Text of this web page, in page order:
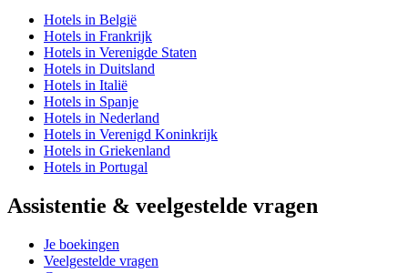
Hotels in België
Hotels in Frankrijk
Hotels in Verenigde Staten
Hotels in Duitsland
Hotels in Italië
Hotels in Spanje
Hotels in Nederland
Hotels in Verenigd Koninkrijk
Hotels in Griekenland
Hotels in Portugal
Assistentie & veelgestelde vragen
Je boekingen
Veelgestelde vragen